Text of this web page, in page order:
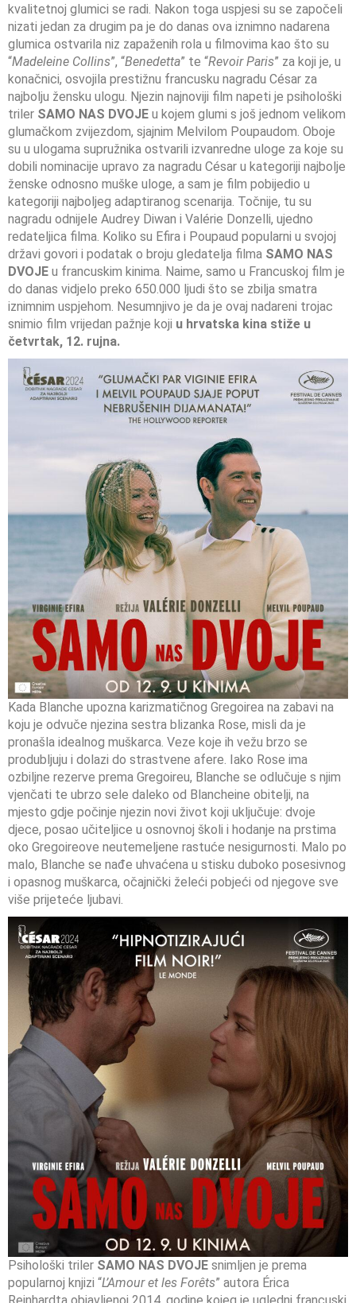
kvalitetnoj glumici se radi. Nakon toga uspjesi su se započeli
nizati jedan za drugim pa je do danas ova iznimno nadarena
glumica ostvarila niz zapaženih rola u filmovima kao što su
“Madeleine Collins”, “Benedetta” te “Revoir Paris” za koji je, u
konačnici, osvojila prestižnu francusku nagradu César za
najbolju žensku ulogu. Njezin najnoviji film napeti je psihološki
triler SAMO NAS DVOJE u kojem glumi s još jednom velikom
glumačkom zvijezdom, sjajnim Melvilom Poupaudom. Oboje
su u ulogama supružnika ostvarili izvanredne uloge za koje su
dobili nominacije upravo za nagradu César u kategoriji najbolje
ženske odnosno muške uloge, a sam je film pobijedio u
kategoriji najboljeg adaptiranog scenarija. Točnije, tu su
nagradu odnijele Audrey Diwan i Valérie Donzelli, ujedno
redateljica filma. Koliko su Efira i Poupaud popularni u svojoj
državi govori i podatak o broju gledatelja filma SAMO NAS
DVOJE u francuskim kinima. Naime, samo u Francuskoj film je
do danas vidjelo preko 650.000 ljudi što se zbilja smatra
iznimnim uspjehom. Nesumnjivo je da je ovaj nadareni trojac
snimio film vrijedan pažnje koji u hrvatska kina stiže u
četvrtak, 12. rujna.
Kada Blanche upozna karizmatičnog Gregoirea na zabavi na
koju je odvuče njezina sestra blizanka Rose, misli da je
pronašla idealnog muškarca. Veze koje ih vežu brzo se
produbljuju i dolazi do strastvene afere. Iako Rose ima
ozbiljne rezerve prema Gregoireu, Blanche se odlučuje s njim
vjenčati te ubrzo sele daleko od Blancheine obitelji, na
mjesto gdje počinje njezin novi život koji uključuje: dvoje
djece, posao učiteljice u osnovnoj školi i hodanje na prstima
oko Gregoireove neutemeljene rastuće nesigurnosti. Malo po
malo, Blanche se nađe uhvaćena u stisku duboko posesivnog
i opasnog muškarca, očajnički želeći pobjeći od njegove sve
više prijeteće ljubavi.
Psihološki triler SAMO NAS DVOJE snimljen je prema
popularnoj knjizi “L’Amour et les Forêts” autora Érica